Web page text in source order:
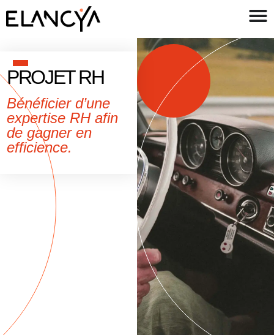
PROJET RH
Bénéficier d’une
expertise RH afin
de gagner en
efficience.